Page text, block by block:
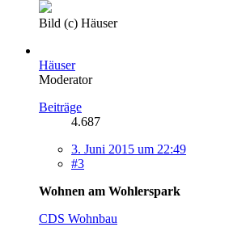
Bild (c) Häuser
Häuser
Moderator
Beiträge
4.687
3. Juni 2015 um 22:49
#3
Wohnen am Wohlerspark
CDS Wohnbau